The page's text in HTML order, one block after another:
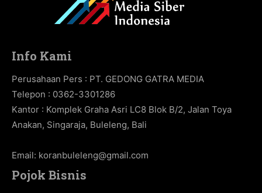
Info Kami
Perusahaan Pers : PT. GEDONG GATRA MEDIA
Telepon : 0362-3301286
Kantor : Komplek Graha Asri LC8 Blok B/2, Jalan Toya
Anakan, Singaraja, Buleleng, Bali
Email: koranbuleleng@gmail.com
Pojok Bisnis